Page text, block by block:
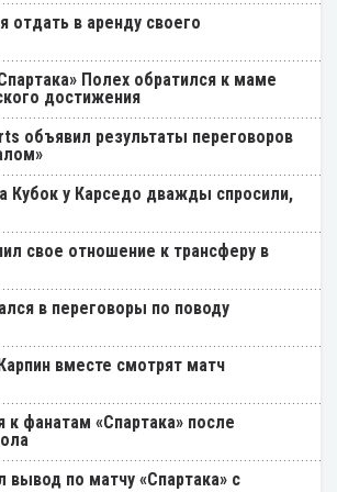
отдать в аренду своего
Полех обратился к маме
достижения
объявил результаты переговоров
Кубок у Карседо дважды спросили,
свое отношение к трансферу в
в переговоры по поводу
вместе смотрят матч
к фанатам «Спартака» после
по матчу «Спартака» с